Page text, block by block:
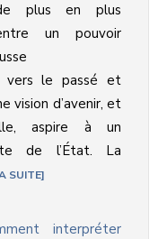
plus en plus
un pouvoir
vers le passé et
vision d’avenir, et
aspire à un
de l’État. La
SUITE
interpréter